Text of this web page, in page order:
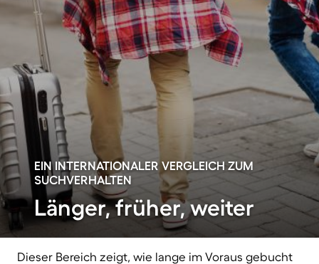
EIN INTERNATIONALER VERGLEICH ZUM
SUCHVERHALTEN
Länger, früher, weiter
Dieser Bereich zeigt, wie lange im Voraus gebucht